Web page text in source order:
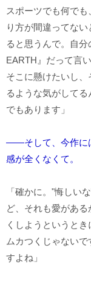
スポーツでも何で
り方が間違ってな
ると思うんで。自
EARTH』だって言
そこに懸けたいし
るような気がして
でもあります」
――そして、今作に
感が全くなくて。
「確かに。"悔しい
ど、それも愛があ
くしようというと
ムカつくじゃない
すよね」